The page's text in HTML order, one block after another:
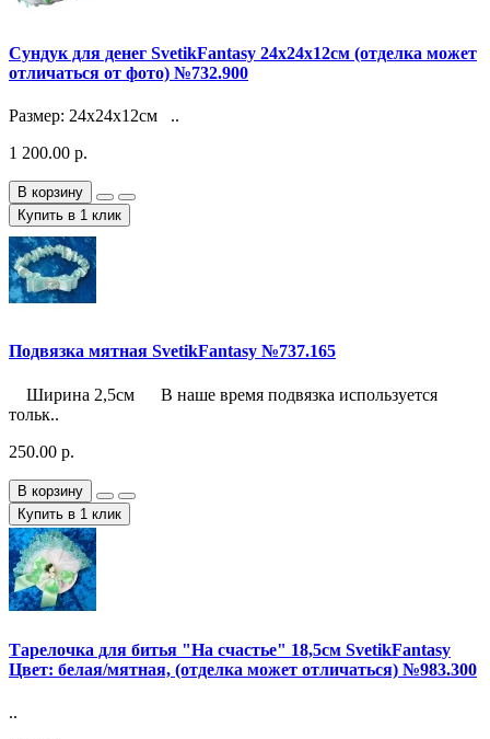
Сундук для денег SvetikFantasy 24х24х12см (отделка может
отличаться от фото) №732.900
Размер: 24х24х12см ..
1 200.00 р.
В корзину
Купить в 1 клик
Подвязка мятная SvetikFantasy №737.165
Ширина 2,5см В наше время подвязка используется
тольк..
250.00 р.
В корзину
Купить в 1 клик
Тарелочка для битья "На счастье" 18,5см SvetikFantasy
Цвет: белая/мятная, (отделка может отличаться) №983.300
..